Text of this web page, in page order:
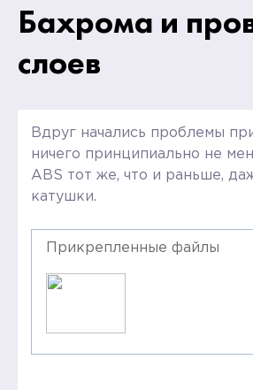
Бахрома и
слоев
Вдруг начались проблемы
ничего принципиально не
ABS тот же, что и раньше,
катушки.
Прикрепленные файлы